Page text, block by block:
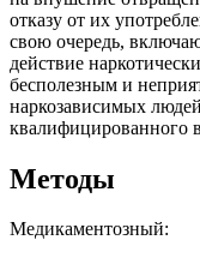
отказу от их
свою очередь,
действие
бесполезным и
наркозависимых
квалифицированного
Методы
Медикаментозный: